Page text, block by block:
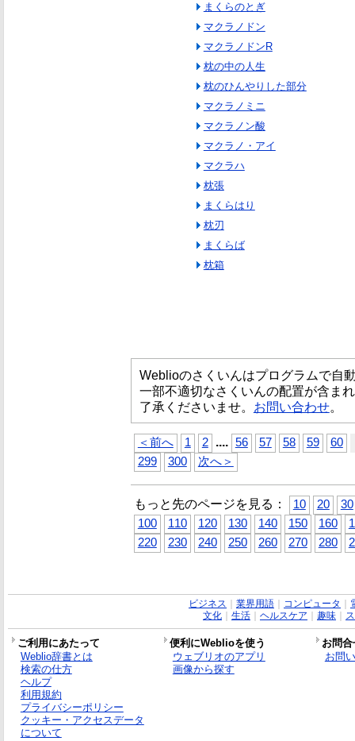
まくらのとぎ
マクラノドン
マクラノドンR
枕の中の人生
枕のひんやりした部分
マクラノミニ
マクラノン酸
マクラノ・アイ
マクラハ
枕張
まくらはり
枕刃
まくらば
枕箱
Weblioのさくいんはプログラムで自
一部不適切なさくいんの配置が含ま
了承くださいませ。 お問い合わせ。
＜前へ 1 2 .... 56 57 58 59 60
299
300 次へ＞
もっと先のページを見る： 10 20
30
100
110 120 130 140 150 160
220
230 240 250 260 270 280
ビジネス 業界用語｜ コンピュータ
文化｜ 生活｜ ヘルスケア 趣味｜
ご利用にあたって 便利にWeblioを使う
お問
Weblio辞書とは
検索の仕方
ヘルプ
利用規約
プライバシーポリシー
クッキー・アクセスデータ
について
ウェブリオのアプリ
画像から探す
お問